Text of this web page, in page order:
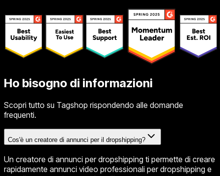
Ho bisogno di informazioni
Scopri tutto su Tagshop rispondendo alle domande
frequenti.
Cos'è un creatore di annunci per il dropshipping?
Un creatore di annunci per dropshipping ti permette di creare
rapidamente annunci video professionali per dropshipping e